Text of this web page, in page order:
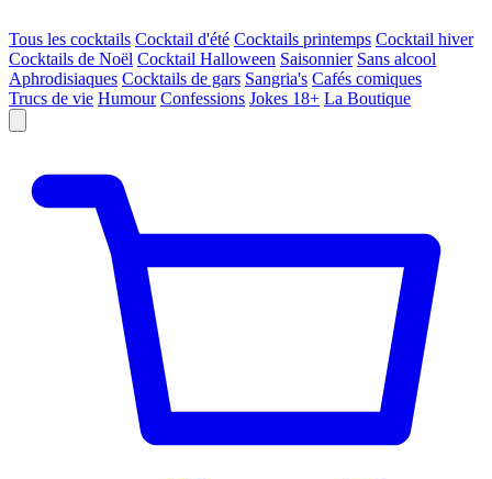
Tous les cocktails Cocktail d'été Cocktails printemps Cocktail hiver
Cocktails de Noël Cocktail Halloween Saisonnier Sans alcool
Aphrodisiaques Cocktails de gars Sangria's Cafés comiques
Trucs de vie Humour Confessions Jokes 18+ La Boutique